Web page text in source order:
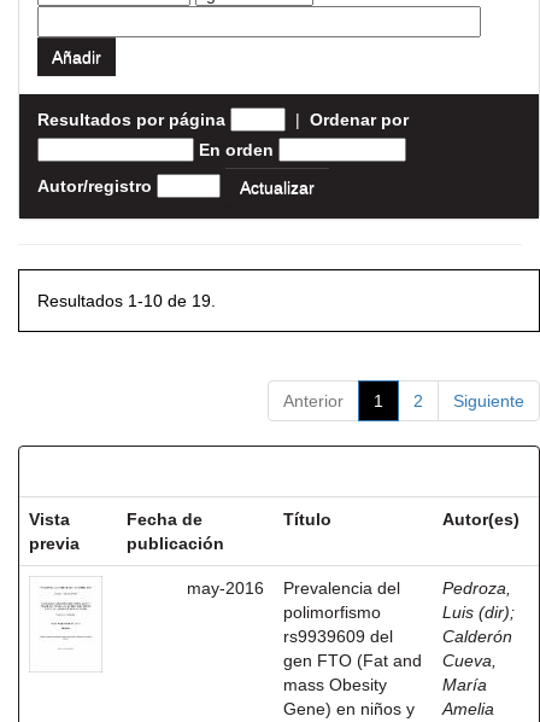
Resultados por página | Ordenar por
En orden
Autor/registro
Resultados 1-10 de 19.
Anterior 1 2 Siguiente
Vista
previa
Fecha de
publicación
Título Autor(es)
may-2016
Prevalencia del
polimorfismo
rs9939609 del
gen FTO (Fat and
mass Obesity
Gene) en niños y
Pedroza,
Luis (dir);
Calderón
Cueva,
María
Amelia